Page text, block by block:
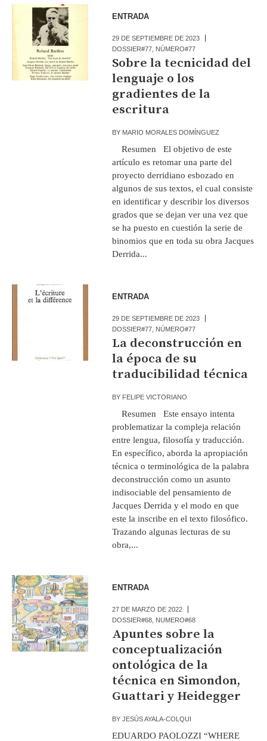
ENTRADA
29 DE SEPTIEMBRE DE 2023
DOSSIER#77 NÚMERO#77
Sobre la tecnicidad del
lenguaje o los
gradientes de la
escritura
BY MARIO MORALES DOMÍNGUEZ
Resumen El objetivo de este
artículo es retomar una parte del
proyecto derridiano esbozado en
algunos de sus textos, el cual consiste
en identificar y describir los diversos
grados que se dejan ver una vez que
se ha puesto en cuestión la serie de
binomios que en toda su obra Jacques
Derrida...
ENTRADA
29 DE SEPTIEMBRE DE 2023
DOSSIER#77 NÚMERO#77
La deconstrucción en
la época de su
traducibilidad técnica
BY FELIPE VICTORIANO
Resumen Este ensayo intenta
problematizar la compleja relación
entre lengua, filosofía y traducción.
En específico, aborda la apropiación
técnica o terminológica de la palabra
deconstrucción como un asunto
indisociable del pensamiento de
Jacques Derrida y el modo en que
este la inscribe en el texto filosófico.
Trazando algunas lecturas de su
obra,...
ENTRADA
27 DE MARZO DE 2022
DOSSIER#68 NUMERO#68
Apuntes sobre la
conceptualización
ontológica de la
técnica en Simondon,
Guattari y Heidegger
BYJESÚS AYALA-COLQUI
EDUARDO PAOLOZZI “WHERE